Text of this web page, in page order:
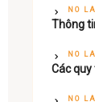
NO
Thông
NO
Các
NO